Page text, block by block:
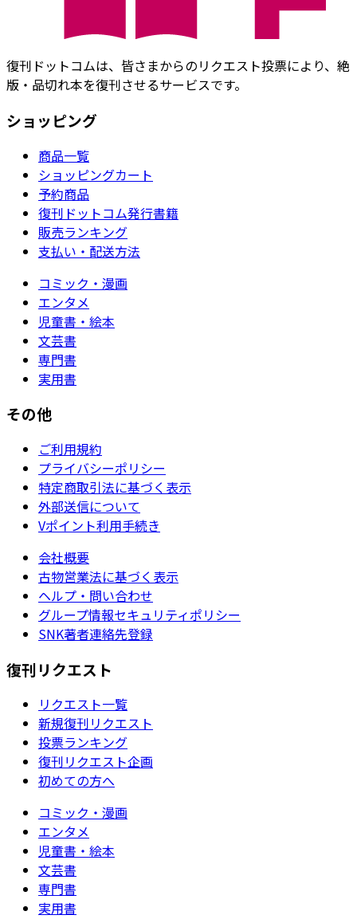
復刊ドットコムは、皆さまからのリクエスト投票により、絶
版・品切れ本を復刊させるサービスです。
ショッピング
商品一覧
ショッピングカート
予約商品
復刊ドットコム発行書籍
販売ランキング
支払い・配送方法
コミック・漫画
エンタメ
児童書・絵本
文芸書
専門書
実用書
その他
ご利用規約
プライバシーポリシー
特定商取引法に基づく表示
外部送信について
Vポイント利用手続き
会社概要
古物営業法に基づく表示
ヘルプ・問い合わせ
グループ情報セキュリティポリシー
SNK著者連絡先登録
復刊リクエスト
リクエスト一覧
新規復刊リクエスト
投票ランキング
復刊リクエスト企画
初めての方へ
コミック・漫画
エンタメ
児童書・絵本
文芸書
専門書
実用書